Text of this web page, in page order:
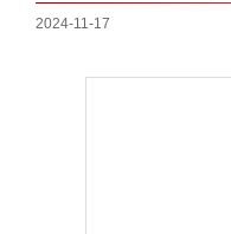
2024-11-17